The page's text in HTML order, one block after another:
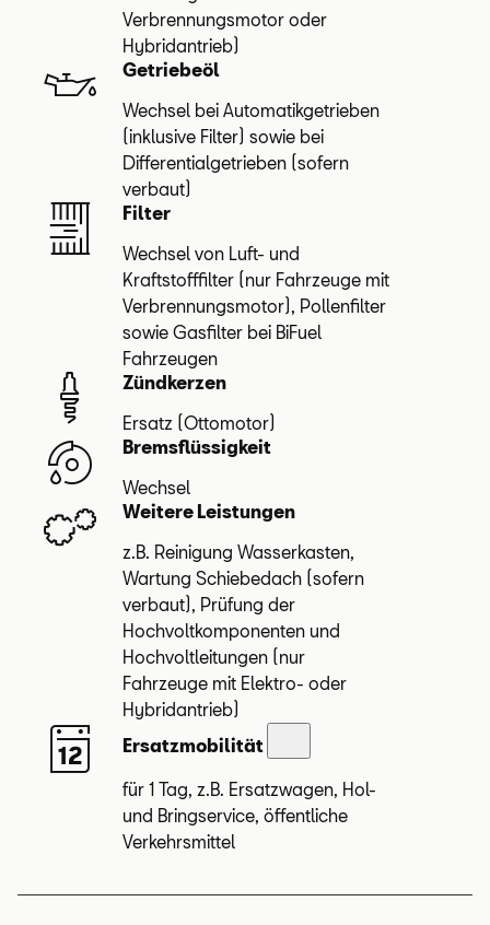
Verbrennungsmotor oder
Hybridantrieb)
Getriebeöl
Wechsel bei Automatikgetrieben
(inklusive Filter) sowie bei
Differentialgetrieben (sofern
verbaut)
Filter
Wechsel von Luft- und
Kraftstofffilter (nur Fahrzeuge mit
Verbrennungsmotor), Pollenfilter
sowie Gasfilter bei BiFuel
Fahrzeugen
Zündkerzen
Ersatz (Ottomotor)
Bremsflüssigkeit
Wechsel
Weitere Leistungen
z.B. Reinigung Wasserkasten,
Wartung Schiebedach (sofern
verbaut), Prüfung der
Hochvoltkomponenten und
Hochvoltleitungen (nur
Fahrzeuge mit Elektro- oder
Hybridantrieb)
Ersatzmobilität
für 1 Tag, z.B. Ersatzwagen, Hol-
und Bringservice, öffentliche
Verkehrsmittel